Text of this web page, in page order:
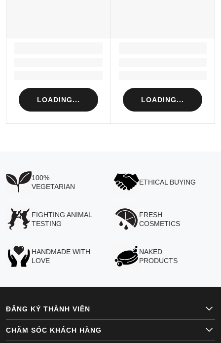
LOADING... LOADING...
100%
VEGETARIAN
ETHICAL BUYING
FIGHTING ANIMAL
TESTING
FRESH
COSMETICS
HANDMADE WITH
LOVE
NAKED
PRODUCTS
ĐĂNG KÝ THÀNH VIÊN
CHĂM SÓC KHÁCH HÀNG